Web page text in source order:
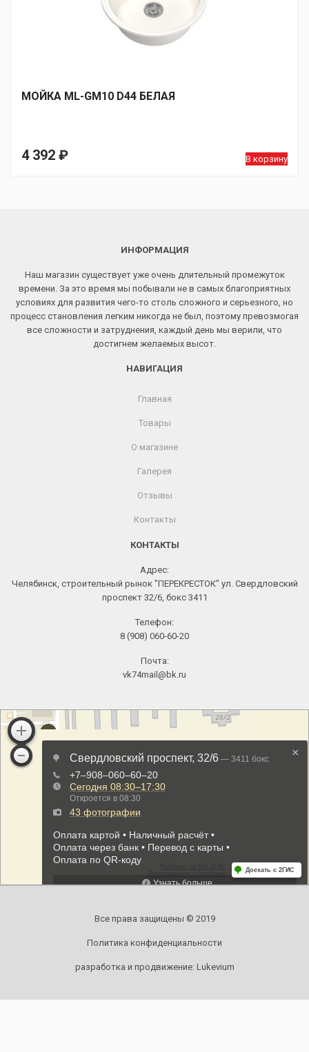
МОЙКA ML-GM10 D44 БЕЛАЯ
4 392 ₽ В корзину
ИНФОРМАЦИЯ
Наш магазин существует уже очень длительный промежуток
времени. За это время мы побывали не в самых благоприятных
условиях для развития чего-то столь сложного и серьезного, но
процесс становления легким никогда не был, поэтому превозмогая
все сложности и затруднения, каждый день мы верили, что
достигнем желаемых высот.
НАВИГАЦИЯ
Главная
Товары
О магазине
Галерея
Отзывы
Контакты
КОНТАКТЫ
Адрес:
Челябинск, строительный рынок "ПЕРЕКРЕСТОК" ул. Свердловский
проспект 32/6, бокс 3411
Телефон:
8 (908) 060-60-20
Почта:
vk74mail@bk.ru
Все права защищены © 2019
Политика конфиденциальности
разработка и продвижение: Lukevium